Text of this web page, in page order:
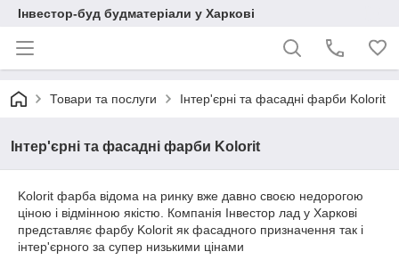
Інвестор-буд будматеріали у Харкові
Товари та послуги Інтер'єрні та фасадні фарби Kolorit
Інтер'єрні та фасадні фарби Kolorit
Kolorit фарба відома на ринку вже давно своєю недорогою
ціною і відмінною якістю. Компанія Інвестор лад у Харкові
представляє фарбу Kolorit як фасадного призначення так і
інтер'єрного за супер низькими цінами